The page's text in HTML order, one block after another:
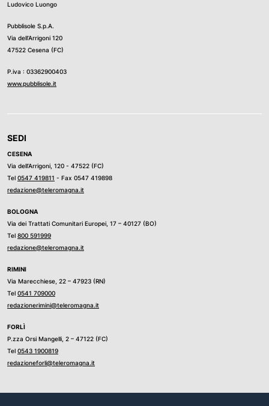
Ludovico Luongo
Pubblisole S.p.A.
Via dell’Arrigoni 120
47522 Cesena (FC)
P.iva : 03362900403
www.pubblisole.it
SEDI
CESENA
Via dell’Arrigoni, 120 - 47522 (FC)
Tel 0547 419811 - Fax 0547 419898
redazione@teleromagna.it
BOLOGNA
Via dei Trattati Comunitari Europei, 17 – 40127 (BO)
Tel 800 591999
redazione@teleromagna.it
RIMINI
Via Marecchiese, 22 – 47923 (RN)
Tel 0541 709000
redazionerimini@teleromagna.it
FORLÌ
P.zza Orsi Mangelli, 2 – 47122 (FC)
Tel 0543 1900819
redazioneforli@teleromagna.it